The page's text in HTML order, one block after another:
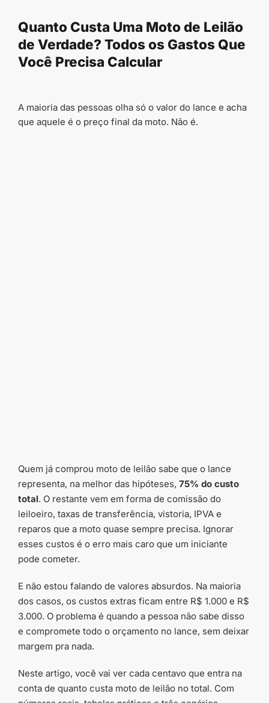
Quanto Custa Uma Moto de Leilão
de Verdade? Todos os Gastos Que
Você Precisa Calcular
A maioria das pessoas olha só o valor do lance e acha
que aquele é o preço final da moto. Não é.
Quem já comprou moto de leilão sabe que o lance
representa, na melhor das hipóteses, 75% do custo
total. O restante vem em forma de comissão do
leiloeiro, taxas de transferência, vistoria, IPVA e
reparos que a moto quase sempre precisa. Ignorar
esses custos é o erro mais caro que um iniciante
pode cometer.
E não estou falando de valores absurdos. Na maioria
dos casos, os custos extras ficam entre R$ 1.000 e R$
3.000. O problema é quando a pessoa não sabe disso
e compromete todo o orçamento no lance, sem deixar
margem pra nada.
Neste artigo, você vai ver cada centavo que entra na
conta de quanto custa moto de leilão no total. Com